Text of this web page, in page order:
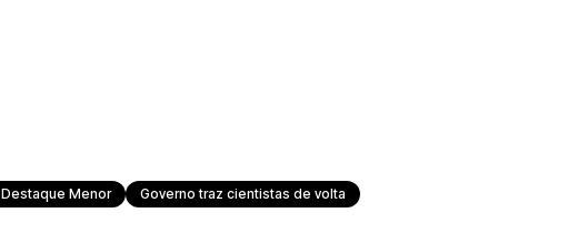
Destaque Menor Governo traz cientistas de volta